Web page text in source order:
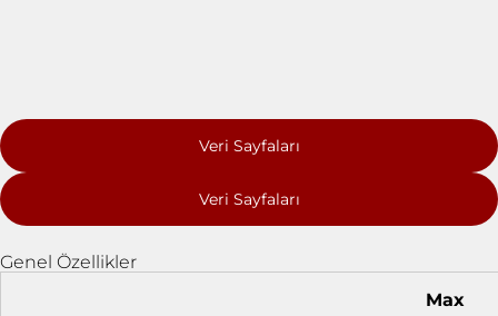
Veri Sayfaları
Veri Sayfaları
Genel Özellikler
Max